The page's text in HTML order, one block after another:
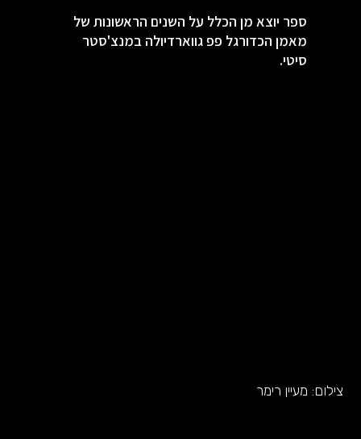
ספר יוצא מן הכלל על השנים הראשונות של
מאמן הכדורגל פפ גווארדיולה במנצ'סטר
סיטי.
צילום: מעיין רימר